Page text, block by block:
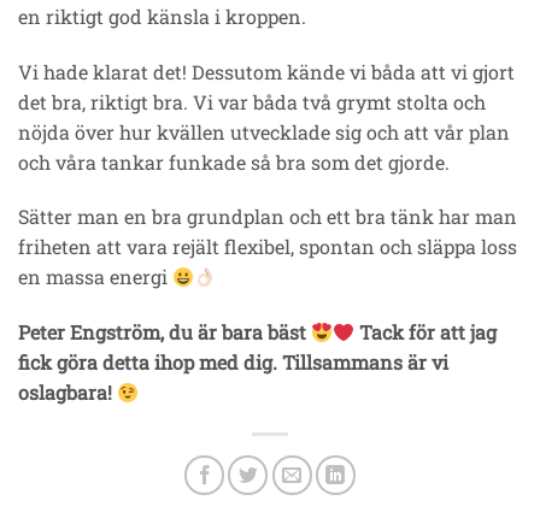
en riktigt god känsla i kroppen.
Vi hade klarat det! Dessutom kände vi båda att vi gjort
det bra, riktigt bra. Vi var båda två grymt stolta och
nöjda över hur kvällen utvecklade sig och att vår plan
och våra tankar funkade så bra som det gjorde.
Sätter man en bra grundplan och ett bra tänk har man
friheten att vara rejält flexibel, spontan och släppa loss
en massa energi
Peter Engström, du är bara bäst
Tack för att jag
fick göra detta ihop med dig. Tillsammans är vi
oslagbara!